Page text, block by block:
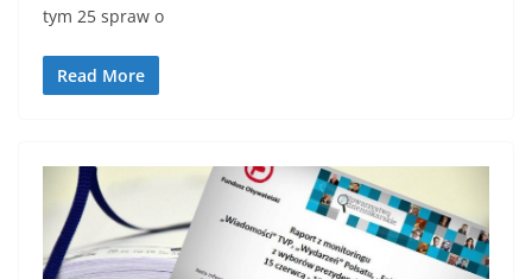
tym 25 spraw o
Read More